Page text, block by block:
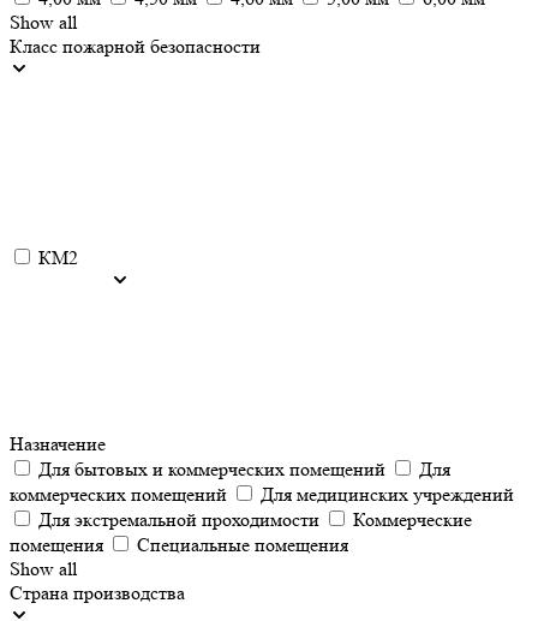
Show all
Класс пожарной безопасности
КМ2
Назначение
Для бытовых и коммерческих помещений
Для
коммерческих помещений
Для медицинских учреждений
Для экстремальной проходимости
Коммерческие
помещения
Специальные помещения
Show all
Страна производства